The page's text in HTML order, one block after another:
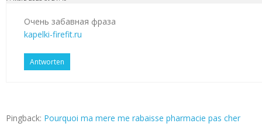
Очень забавная фраза
kapelki-firefit.ru
Antworten
Pingback: Pourquoi ma mere me rabaisse pharmacie pas cher